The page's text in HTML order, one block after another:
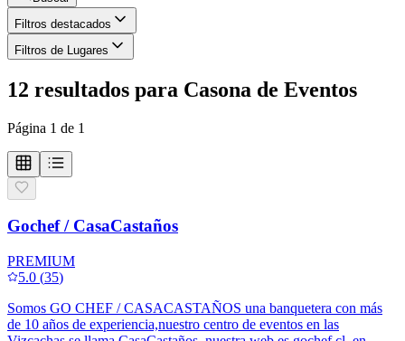
Filtros destacados
Filtros de Lugares
12 resultados para Casona de Eventos
Página 1 de 1
Gochef / CasaCastaños
PREMIUM
5.0 (35)
Somos GO CHEF / CASACASTAÑOS una banquetera con más
de 10 años de experiencia,nuestro centro de eventos en las